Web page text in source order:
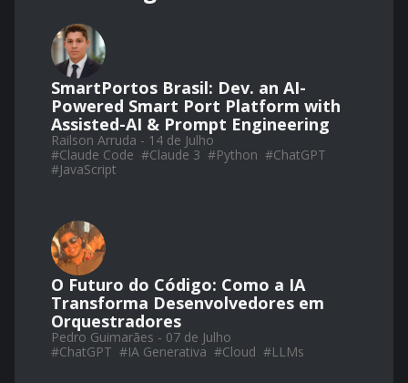
SmartPortos Brasil: Dev. an AI-
Powered Smart Port Platform with
Assisted-AI & Prompt Engineering
Railson Arruda - 14 de Julho
#Claude Code #Claude 3 #Python #ChatGPT
#JavaScript
O Futuro do Código: Como a IA
Transforma Desenvolvedores em
Orquestradores
Pedro Guimarães - 07 de Julho
#ChatGPT #IA Generativa #Cloud #LLMs